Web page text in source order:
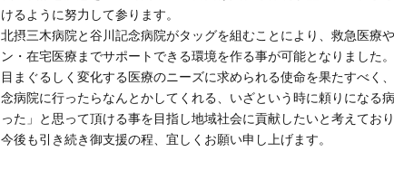
けるように努力して参ります。
北摂三木病院と谷川記念病院がタッグを組むことにより、救急医療
ン・在宅医療までサポートできる環境を作る事が可能となりました。
目まぐるしく変化する医療のニーズに求められる使命を果たすべく
念病院に行ったらなんとかしてくれる、いざという時に頼りになる
った」と思って頂ける事を目指し地域社会に貢献したいと考えており
今後も引き続き御支援の程、宜しくお願い申し上げます。